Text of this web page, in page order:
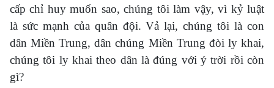
cấp chỉ huy muốn sao, chúng tôi làm vậy, vì kỷ luật
là sức mạnh của quân đội. Vả lại, chúng tôi là con
dân Miền Trung, dân chúng Miền Trung đòi ly khai,
chúng tôi ly khai theo dân là đúng với ý trời rồi còn
gì?